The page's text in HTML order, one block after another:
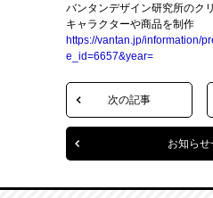
バンタンデザイン研究所のク
キャラクターや商品を制作
https://vantan.jp/information/
e_id=6657&year=
次の記事
お知らせ